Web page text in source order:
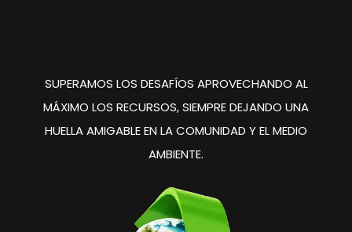
SUPERAMOS LOS DESAFÍOS APROVECHANDO AL
MÁXIMO LOS RECURSOS, SIEMPREDEJANDO UNA
HUELLAAMIGABLE EN LA COMUNIDAD Y EL MEDIO
AMBIENTE.